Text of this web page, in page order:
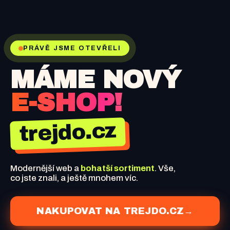
PRÁVĚ JSME OTEVŘELI
MÁME NOVÝ
E-SHOP!
trejdo.cz
Modernější web a bohatší sortiment. Vše,
co jste znali, a ještě mnohem víc.
NAKUPOVAT NA TREJDO.CZ →